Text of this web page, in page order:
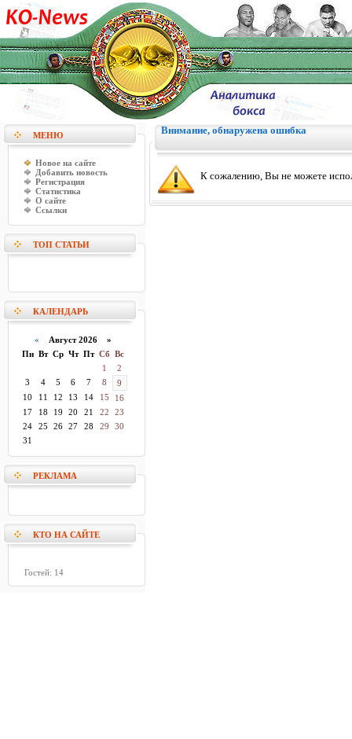
МЕНЮ
Новое на сайте
Добавить новость
Регистрация
Статистика
О сайте
Ссылки
ТОП СТАТЬИ
КАЛЕНДАРЬ
« Август 2026 »
Пн Вт Ср Чт Пт Сб Вс
1
2
3
4 5 6 7 8
9
10
11 12 13 14 15
16
17
18 19 20 21 22
23
24
25 26 27 28 29
30
31
РЕКЛАМА
КТО НА САЙТЕ
Гостей: 14
Внимание, обнаружена ошибка
К сожалению, Вы не можете